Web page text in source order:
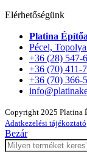
Elérhetőségünk
Platina
Pécel,
+36 (28) 547-
+36 (70) 411-
+36 (70) 366-
Copyright 2025 Platina
Adatkezelési tájékoztató
Bezár